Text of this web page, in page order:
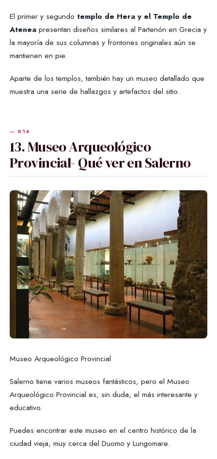
El primer y segundo templo de Hera y el Templo de
Atenea presentan diseños similares al Partenón en Grecia y
la mayoría de sus columnas y frontones originales aún se
mantienen en pie.
Aparte de los templos, también hay un museo detallado que
muestra una serie de hallazgos y artefactos del sitio.
13. Museo Arqueológico
Provincial- Qué ver en Salerno
Museo Arqueológico Provincial
Salerno tiene varios museos fantásticos, pero el Museo
Arqueológico Provincial es, sin duda, el más interesante y
educativo.
Puedes encontrar este museo en el centro histórico de la
ciudad vieja, muy cerca del Duomo y Lungomare.